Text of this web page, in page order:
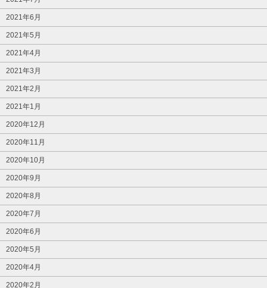
2021年6月
2021年5月
2021年4月
2021年3月
2021年2月
2021年1月
2020年12月
2020年11月
2020年10月
2020年9月
2020年8月
2020年7月
2020年6月
2020年5月
2020年4月
2020年2月